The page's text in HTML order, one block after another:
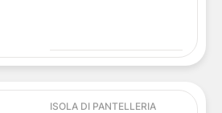
ISOLA DI PANTELLERIA